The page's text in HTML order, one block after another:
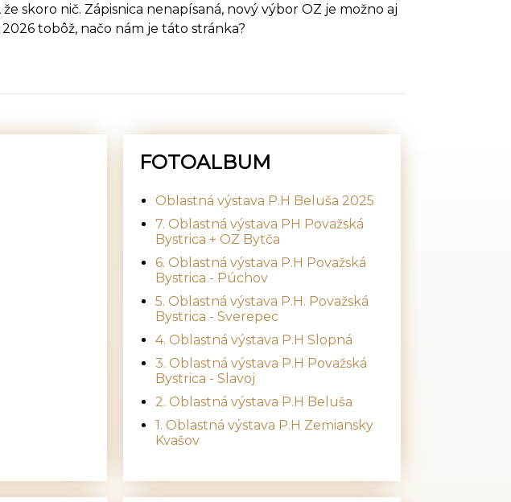
skoro nič. Zápisnica nenapísaná, nový výbor OZ je možno aj
tobôž, načo nám je táto stránka?
FOTOALBUM
Oblastná výstava P.H Beluša 2025
7. Oblastná výstava PH Považská
Bystrica + OZ Bytča
6. Oblastná výstava P.H Považská
Bystrica - Púchov
5. Oblastná výstava P.H. Považská
Bystrica - Sverepec
4. Oblastná výstava P.H Slopná
3. Oblastná výstava P.H Považská
Bystrica - Slavoj
2. Oblastná výstava P.H Beluša
1. Oblastná výstava P.H Zemiansky
Kvašov